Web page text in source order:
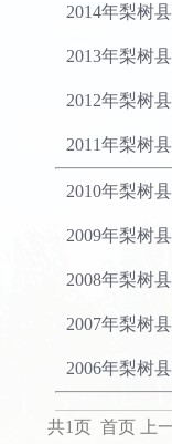
2014年梨树
2013年梨树
2012年梨树
2011年梨树
2010年梨树
2009年梨树
2008年梨树
2007年梨树
2006年梨树
共1页 首页 上